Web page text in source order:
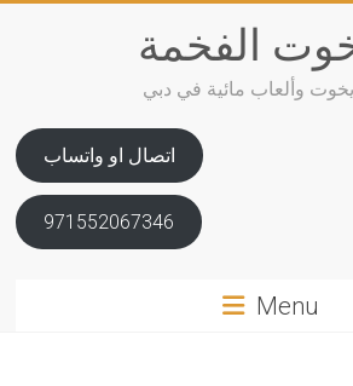
الفخمة
يخوت وألعاب مائية في دبي
اتصال او واتساب
971552067346
Menu